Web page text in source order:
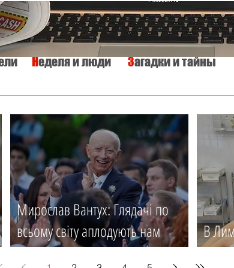
Неделя и людиЗагадки и тайны
Мирослав Вантух: Глядачі по
всьому світу аплодують нам
стоячи
В
мед.